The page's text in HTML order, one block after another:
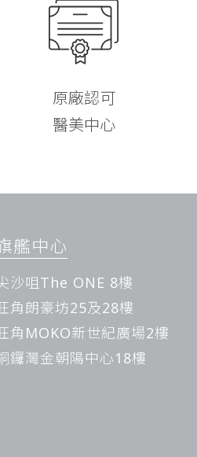
原廠認可
醫美中心
艦中心
沙咀The ONE 8樓
角朗豪坊25及28樓
角MOKO新世紀廣場2樓
鑼灣金朝陽中心18樓